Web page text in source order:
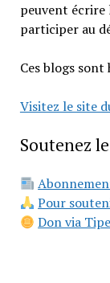
peuvent écrire
participer au
Ces blogs
Visitez le site
Soutenez
Pour
Don via